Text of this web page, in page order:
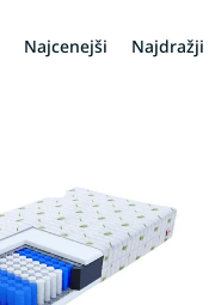
Najcenejši Najdražji